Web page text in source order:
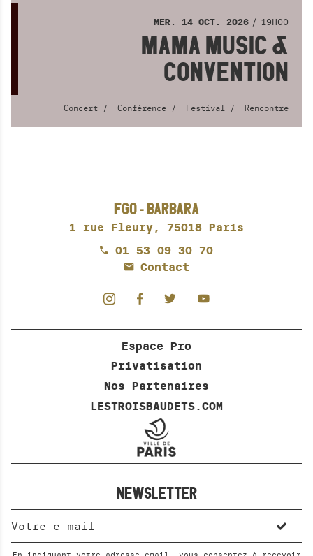
MER. 14 OCT. 2026 19H00
MAMA MUSIC &
CONVENTION
Concert Conférence Festival Rencontre
FGO - BARBARA
1 rue Fleury, 75018 Paris
01 53 09 30 70
Contact
Espace Pro
Privatisation
Nos Partenaires
LESTROISBAUDETS.COM
NEWSLETTER